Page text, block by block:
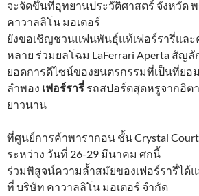
จะจัดขึ้นที่อุทยานประวัติศาสตร์ จังหวัด
คาวาลลิโน มอเตอร์
ยังขอเชิญชวนแฟนพันธุ์แท้เฟอร์รารี่และ
หลาย ร่วมยลโฉม LaFerrari Aperta สัญ
ยอดการดีไซน์ของยนตรกรรมที่เป็นที่ยอ
ลำพอง เฟอร์รารี่ รถสปอร์ตสุดหรูจากอิต
ยาวนาน
ที่ศูนย์การค้าพารากอน ชั้น Crystal
ระหว่าง วันที่ 26-29 มีนาคม ศกนี้
ร่วมพิสูจน์ความล้ำสมัยของเฟอร์รารี่ได้
ที่ บริษัท คาวาลลิโน มอเตอร์ จำกัด